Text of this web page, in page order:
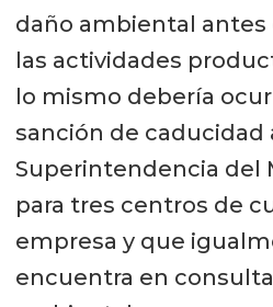
Trabajadores,
que valoran las
gobernador
ven la misma
Seremis o la
Presidencial.
“Sobre el futuro de
daño ambiental antes
las actividades
lo mismo debería
sanción de caducidad
Superintendencia del
para tres centros de
empresa y que
encuentra en